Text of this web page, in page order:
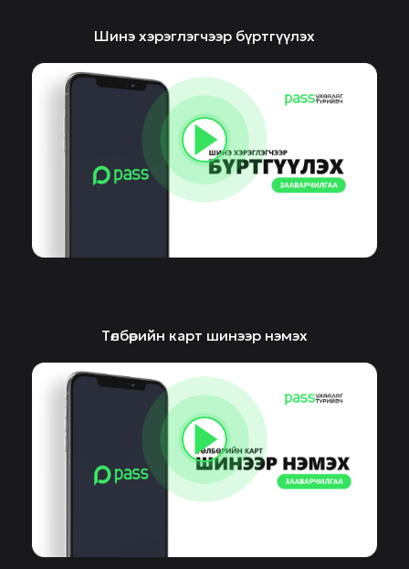
Шинэ хэрэглэгчээр бүртгүүлэх
Төлбөрийн карт шинээр нэмэх